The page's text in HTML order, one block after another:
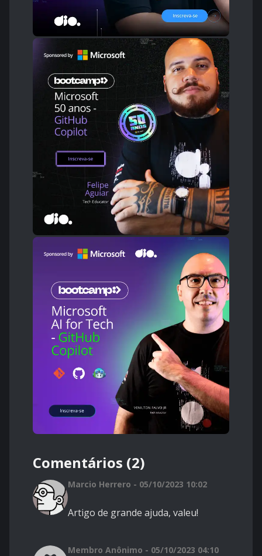
Comentários (2)
Marcio Herrero - 05/10/2023 10:02
Artigo de grande ajuda, valeu!
Membro Anônimo - 05/10/2023 04:10